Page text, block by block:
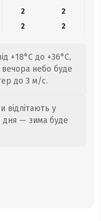
2
2
2 2
+18°C до +36°C,
вечора небо буде
до 3 м/с.
відлітають у
дня — зима буде